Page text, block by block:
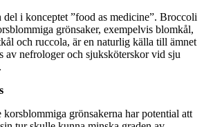
del i konceptet ”food as medicine”. Broccoli
grönsaker, exempelvis blomkål,
och ruccola, är en naturlig källa till ämnet
av nefrologer och sjuksköterskor vid sju
grönsakerna har potential att